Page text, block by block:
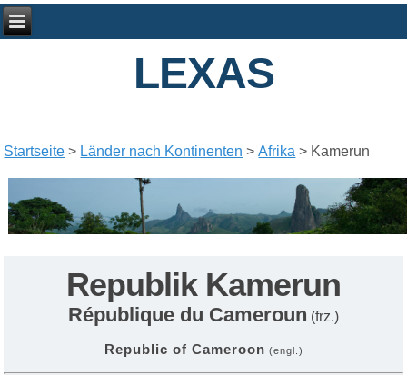
LEXAS
Startseite > Länder nach Kontinenten >Afrika > Kamerun
Republik Kamerun
République du Cameroun (frz.)
Republic of Cameroon (engl.)